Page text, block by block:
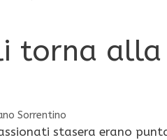
torna
Sorrentino
stasera erano